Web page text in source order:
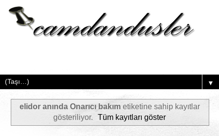
▼
elidor anında Onarıcı bakımetiketine sahip kayıtlar
gösteriliyor.
Tüm kayıtları göster